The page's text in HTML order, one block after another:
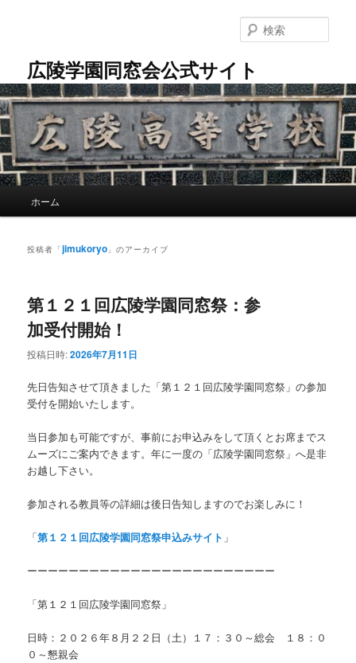
テ
ン
ツ
へ
移
動
ン
ツ
へ
移
動
広陵学園同窓会公式サイト
索
ホーム
投稿者「jimukoryo 」のアーカイブ
第１２１回広陵学園同窓祭：参
加受付開始！
投稿日時:2026年7月11日
先日告知させて頂きました「第１２１回広陵学園同窓祭」の参加
受付を開始いたします。
当日参加も可能ですが、事前にお申込みをして頂くとお席までス
ムーズにご案内できます。年に一度の「広陵学園同窓祭」へ是非
お越し下さい。
参加される教員等の詳細は後日告知しますのでお楽しみに！
「第１２１回広陵学園同窓祭申込みサイト 」
ーーーーーーーーーーーーーーーーーーーーーーーー
「第１２１回広陵学園同窓祭」
日時：２０２６年８月２２日（土）１７：３０～総会 １８：０
０～懇親会